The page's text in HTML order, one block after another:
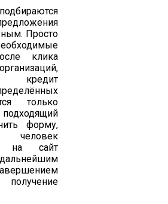
подбираются
Просто
клика
кредит
только
форму,
на сайт